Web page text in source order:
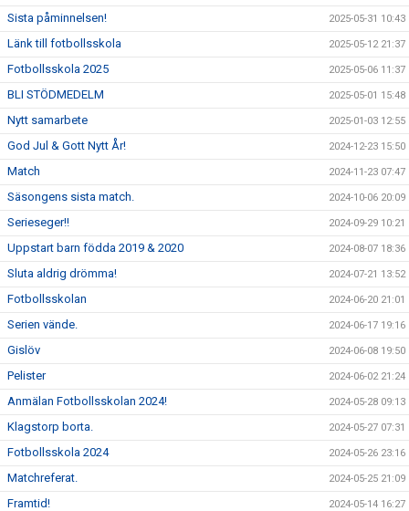
Sista påminnelsen! 2025-05-31 10:43
Länk till fotbollsskola 2025-05-12 21:37
Fotbollsskola 2025 2025-05-06 11:37
BLI STÖDMEDELM 2025-05-01 15:48
Nytt samarbete 2025-01-03 12:55
God Jul & Gott Nytt År! 2024-12-23 15:50
Match 2024-11-23 07:47
Säsongens sista match. 2024-10-06 20:09
Serieseger!! 2024-09-29 10:21
Uppstart barn födda 2019 & 2020 2024-08-07 18:36
Sluta aldrig drömma! 2024-07-21 13:52
Fotbollsskolan 2024-06-20 21:01
Serien vände. 2024-06-17 19:16
Gislöv 2024-06-08 19:50
Pelister 2024-06-02 21:24
Anmälan Fotbollsskolan 2024! 2024-05-28 09:13
Klagstorp borta. 2024-05-27 07:31
Fotbollsskola 2024 2024-05-26 23:16
Matchreferat. 2024-05-25 21:09
Framtid! 2024-05-14 16:27